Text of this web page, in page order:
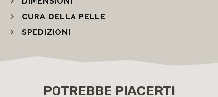
CURA DELLA PELLE
SPEDIZIONI
POTREBBE PIACERTI